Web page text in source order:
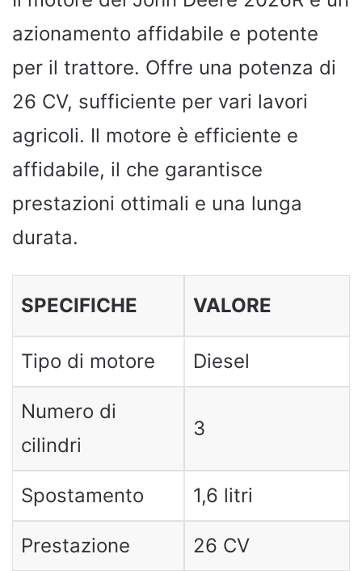
azionamento affidabile e potente
per il trattore. Offre una potenza di
26 CV, sufficiente per vari lavori
agricoli. Il motore è efficiente e
affidabile, il che garantisce
prestazioni ottimali e una lunga
durata.
SPECIFICHE VALORE
Tipo di motore Diesel
Numero di
cilindri
3
Spostamento 1,6 litri
Prestazione 26 CV